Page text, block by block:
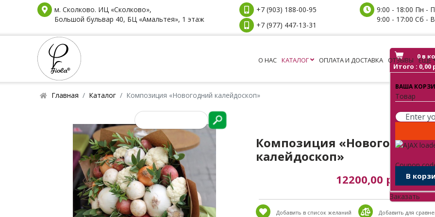
м. Сколково. ИЦ «Сколково»,
Большой бульвар 40, БЦ «Амальтея», 1 этаж
+7 (903) 188-00-95
+7 (977) 447-13-31
9:00 - 18:00 Пн -
9:00 - 17:00 Сб -
О НАС КАТАЛОГ ОПЛАТА И ДОСТАВКА ОТЗЫВЫ ЕЩЕ
0 в
Итого : 0,00
ВАША
Товар
Coupon
В
Заказать
Главная Каталог Композиция «Новогодний калейдоскоп»
Композиция «Новогодний
калейдоскоп»
12200,00 р.
Добавить в список желаний ​​Добавить для